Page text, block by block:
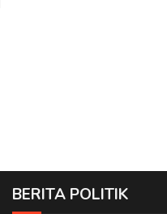
BERITA POLITIK